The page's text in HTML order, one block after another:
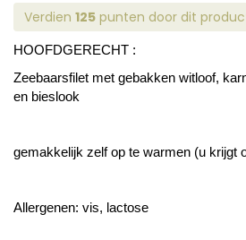
Verdien 125 punten door dit
HOOFDGERECHT :
Zeebaarsfilet met gebakken witloof,
en bieslook
gemakkelijk zelf op te warmen (u krijgt
Allergenen: vis, lactose